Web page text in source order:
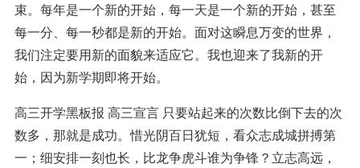
束。每年是一个新的开始，每一天是一个新的开始，甚至
每一分、每一秒都是新的开始。面对这瞬息万变的世界，
我们注定要用新的面貌来适应它。我也迎来了我新的开
始，因为新学期即将开始。
高三开学黑板报 高三宣言 只要站起来的次数比倒下去的次
数多，那就是成功。惜光阴百日犹短，看众志成城拼搏第
一；细安排一刻也长，比龙争虎斗谁为争锋？立志高远，